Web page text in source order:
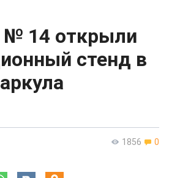
№ 14 открыли
стенд в
1856 0